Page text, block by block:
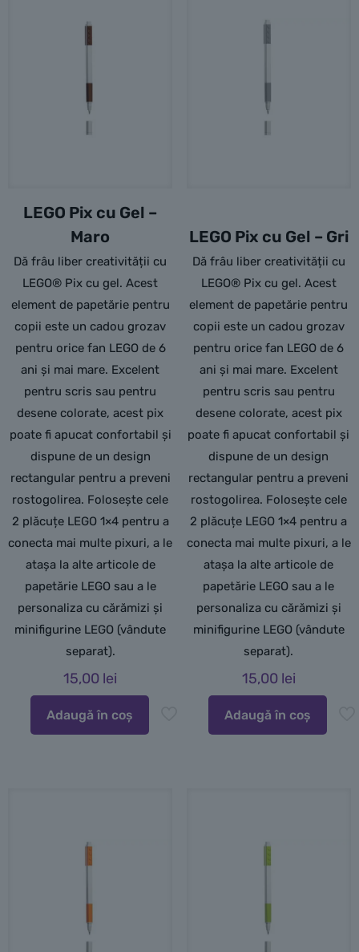
LEGO Pix cu Gel –
Maro
Dă frâu liber creativității cu
LEGO® Pix cu gel. Acest
element de papetărie pentru
copii este un cadou grozav
pentru orice fan LEGO de 6
ani și mai mare. Excelent
pentru scris sau pentru
desene colorate, acest pix
poate fi apucat confortabil și
dispune de un design
rectangular pentru a preveni
rostogolirea. Folosește cele
2 plăcuțe LEGO 1×4 pentru a
conecta mai multe pixuri, a le
atașa la alte articole de
papetărie LEGO sau a le
personaliza cu cărămizi și
minifigurine LEGO (vândute
separat).
15,00 lei
Adaugă în coș
LEGO Pix cu Gel – Gri
Dă frâu liber creativității cu
LEGO® Pix cu gel. Acest
element de papetărie pentru
copii este un cadou grozav
pentru orice fan LEGO de 6
ani și mai mare. Excelent
pentru scris sau pentru
desene colorate, acest pix
poate fi apucat confortabil și
dispune de un design
rectangular pentru a preveni
rostogolirea. Folosește cele
2 plăcuțe LEGO 1×4 pentru a
conecta mai multe pixuri, a le
atașa la alte articole de
papetărie LEGO sau a le
personaliza cu cărămizi și
minifigurine LEGO (vândute
separat).
15,00 lei
Adaugă în coș